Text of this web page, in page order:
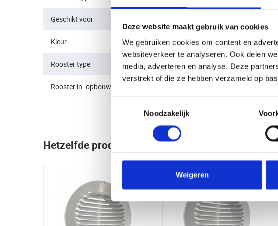
Deze website maakt gebruik van cookies
We gebruiken cookies om content en
websiteverkeer te analyseren. Ook delen
media, adverteren en analyse. Deze
verstrekt of die ze hebben verzameld op
Noodzakelijk
Weigeren
Geschikt voor
Kleur RVS (Roestvrij staal)
Rooster type Schoepenrooster
Rooster in- opbouw
Hetzelfde product maar dan net even anders